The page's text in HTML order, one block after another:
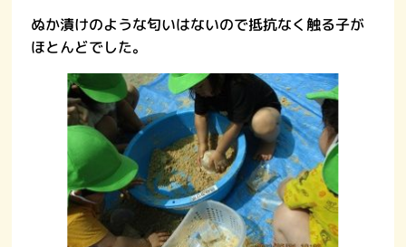
ぬか漬けのような匂いはないので抵抗なく触る子が
ほとんどでした。